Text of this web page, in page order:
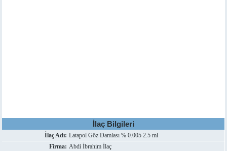
İlaç Bilgileri
İlaç Adı: Latapol Göz Damlası % 0.005 2.5 ml
Firma: Abdi İbrahim İlaç